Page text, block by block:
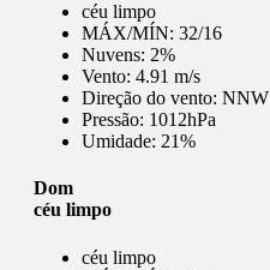
céu limpo
MÁX/MÍN: 32/16
Nuvens: 2%
Vento: 4.91 m/s
Direção do vento: NNW
Pressão: 1012hPa
Umidade: 21%
Dom
céu limpo
céu limpo